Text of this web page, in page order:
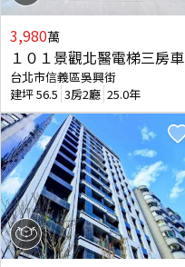
3,980萬
１０１景觀北醫電梯三房車
台北市信義區吳興街
建坪56.5 3房2廳 25.0年